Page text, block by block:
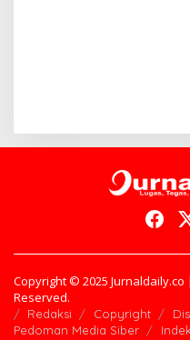
Copyright © 2025 Jurnaldaily.co |
Reserved.
Redaksi Copyright
Pedoman Media Siber